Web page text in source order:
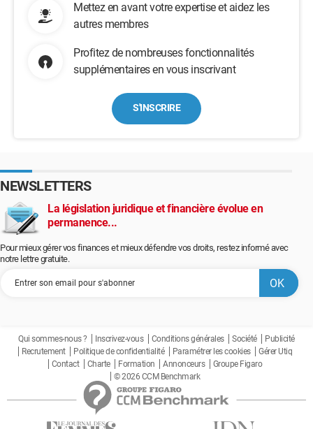
Mettez en avant votre expertise et aidez les
autres membres
Profitez de nombreuses fonctionnalités
supplémentaires en vous inscrivant
S'INSCRIRE
NEWSLETTERS
La législation juridique et financière évolue en
permanence...
Pour mieux gérer vos finances et mieux défendre vos droits, restez informé avec
notre lettre gratuite.
Qui sommes-nous ? Inscrivez-vous Conditions générales Société
Publicité
Recrutement
Politique de confidentialité Paramétrer les cookies
Gérer Utiq
Contact
Charte Formation Annonceurs
Groupe Figaro
© 2026 CCM Benchmark